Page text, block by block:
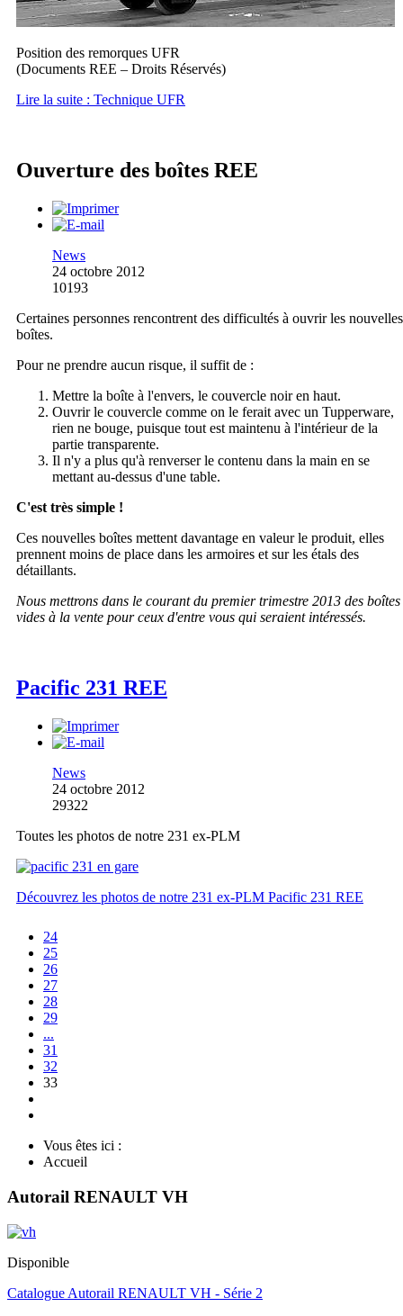
Position des remorques UFR
(Documents REE – Droits Réservés)
Lire la suite : Technique UFR
Ouverture des boîtes REE
News
24 octobre 2012
10193
Certaines personnes rencontrent des difficultés à ouvrir les nouvelles
boîtes.
Pour ne prendre aucun risque, il suffit de :
Mettre la boîte à l'envers, le couvercle noir en haut.
Ouvrir le couvercle comme on le ferait avec un Tupperware,
rien ne bouge, puisque tout est maintenu à l'intérieur de la
partie transparente.
Il n'y a plus qu'à renverser le contenu dans la main en se
mettant au-dessus d'une table.
C'est très simple !
Ces nouvelles boîtes mettent davantage en valeur le produit, elles
prennent moins de place dans les armoires et sur les étals des
détaillants.
Nous mettrons dans le courant du premier trimestre 2013 des boîtes
vides à la vente pour ceux d'entre vous qui seraient intéressés.
Pacific 231 REE
News
24 octobre 2012
29322
Toutes les photos de notre 231 ex-PLM
Découvrez les photos de notre 231 ex-PLM Pacific 231 REE
24
25
26
27
28
29
...
31
32
33
Vous êtes ici :
Accueil
Autorail RENAULT VH
Disponible
Catalogue Autorail RENAULT VH - Série 2